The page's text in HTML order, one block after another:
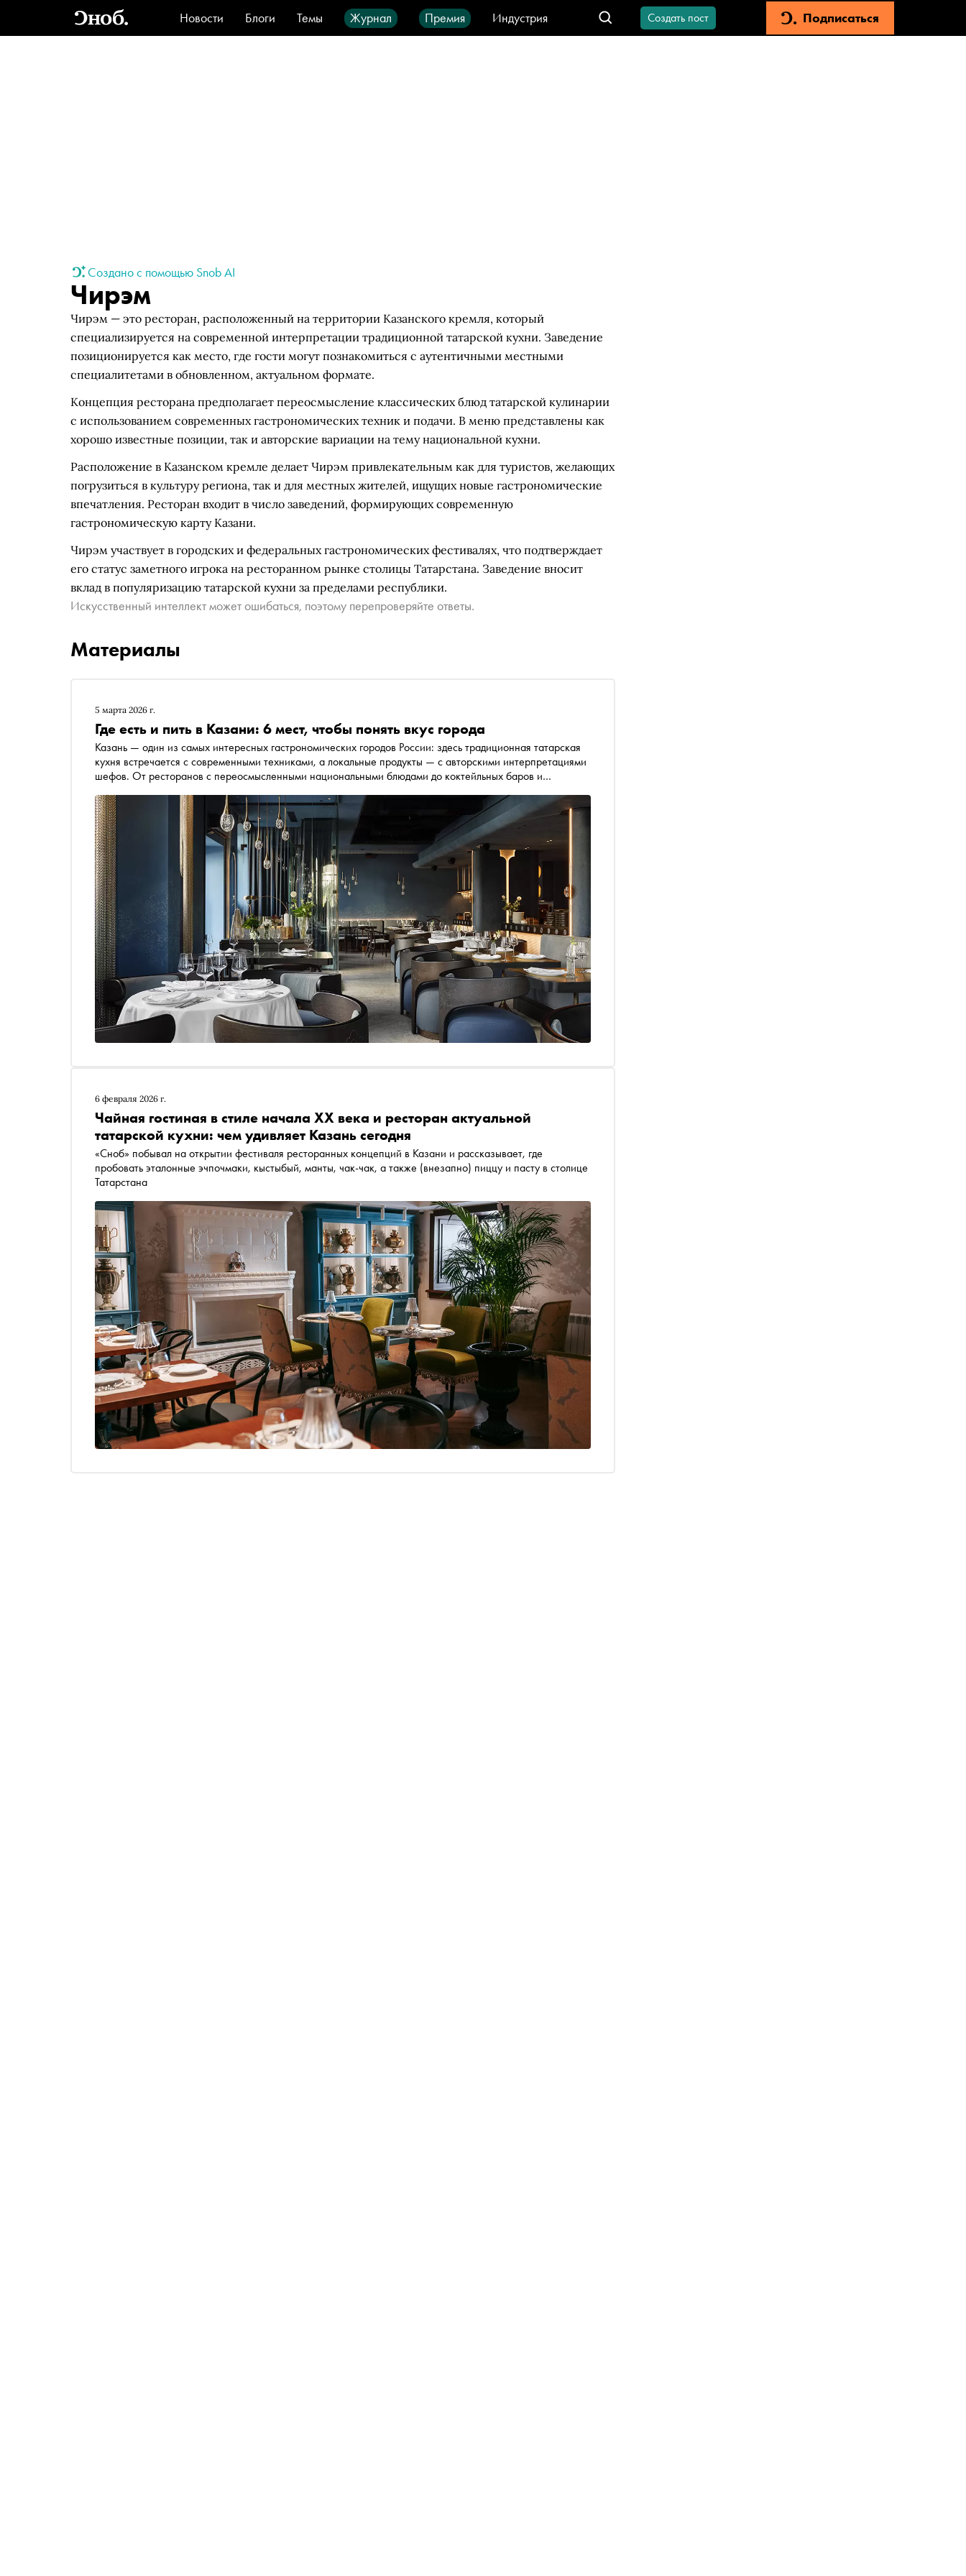
Новости Блоги Темы Журнал Премия
Индустрия
Стиль
Видео Город IT-продукты
Создать пост Подписаться
Создано с помощью Snob AI
Чирэм
Чирэм — это ресторан, расположенный на территории Казанского кремля, который
специализируется на современной интерпретации традиционной татарской кухни. Заведение
позиционируется как место, где гости могут познакомиться с аутентичными местными
специалитетами в обновленном, актуальном формате.
Концепция ресторана предполагает переосмысление классических блюд татарской кулинарии
с использованием современных гастрономических техник и подачи. В меню представлены как
хорошо известные позиции, так и авторские вариации на тему национальной кухни.
Расположение в Казанском кремле делает Чирэм привлекательным как для туристов, желающих
погрузиться в культуру региона, так и для местных жителей, ищущих новые гастрономические
впечатления. Ресторан входит в число заведений, формирующих современную
гастрономическую карту Казани.
Чирэм участвует в городских и федеральных гастрономических фестивалях, что подтверждает
его статус заметного игрока на ресторанном рынке столицы Татарстана. Заведение вносит
вклад в популяризацию татарской кухни за пределами республики.
Искусственный интеллект может ошибаться, поэтому перепроверяйте ответы.
Материалы
5 марта 2026 г.
Где есть и пить в Казани: 6 мест, чтобы понять вкус города
Казань — один из самых интересных гастрономических городов России: здесь традиционная татарская
кухня встречается с современными техниками, а локальные продукты — с авторскими интерпретациями
шефов. От ресторанов с переосмысленными национальными блюдами до коктейльных баров и
характер столицы Татарстана
6 февраля 2026 г.
Чайная гостиная в стиле начала XX века и ресторан актуальной
татарской кухни: чем удивляет Казань сегодня
«Сноб» побывал на открытии фестиваля ресторанных концепций в Казани и рассказывает, где
пробовать эталонные эчпочмаки, кыстыбый, манты, чак-чак, а также (внезапно) пиццу и пасту в столице
Татарстана